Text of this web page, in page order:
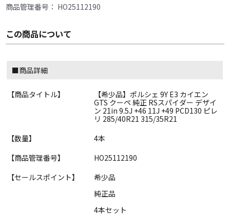
商品管理番号： HO25112190
この商品について
■商品詳細
【商品タイトル】
【希少品】ポルシェ 9Y E3 カイエン
GTS クーペ 純正 RSスパイダー デザイ
ン 21in 9.5J +46 11J +49 PCD130 ピレ
リ 285/40R21 315/35R21
【数量】
4本
【商品管理番号】
HO25112190
【セールスポイント】
希少品
純正品
4本セット